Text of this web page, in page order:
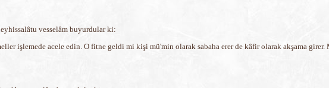
vesselâm buyurdular ki:
işlemede acele edin. O fitne geldi mi kişi mü'min olarak sabaha erer de kâfir olarak akşama